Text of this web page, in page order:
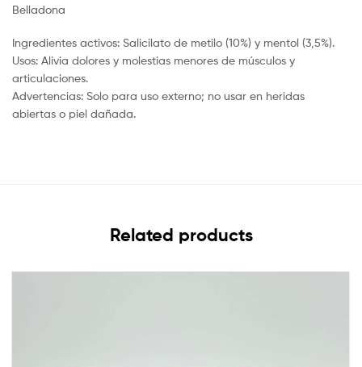
Belladona
Ingredientes activos: Salicilato de metilo (10%) y mentol (3,5%).
Usos: Alivia dolores y molestias menores de músculos y
articulaciones.
Advertencias: Solo para uso externo; no usar en heridas
abiertas o piel dañada.
Related products